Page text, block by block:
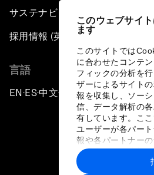
このウェブサイ
ます
このサイトでは
に合わせたコンテ
フィックの分析を
ザーによるサイト
報を収集し、ソー
信、データ解析の
有しています。こ
ユーザーが各パー
報や各パートナー
に収集された情報
トナーによって使用
サステナビリティへの取り組み
採用情報 (英語のみ)
言語
EN ▪ES▪中文▪ 日本語
プライバシーポリシ